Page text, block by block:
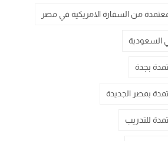
من السفارة الامريكية في مصر
السعودية
بجدة
بمصر الجديدة
للتدريب